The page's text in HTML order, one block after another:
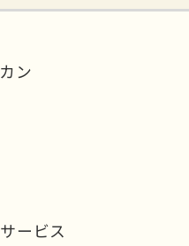
ン
ービス